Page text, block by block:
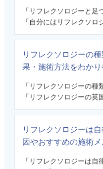
「リフレクソロジーと足
「自分にはリフレクソ
リフレクソロジーの
果・施術方法をわか
「リフレクソロジーの種
「リフレクソロジーの
リフレクソロジーは
因やおすすめの施術
「リフレクソロジーは